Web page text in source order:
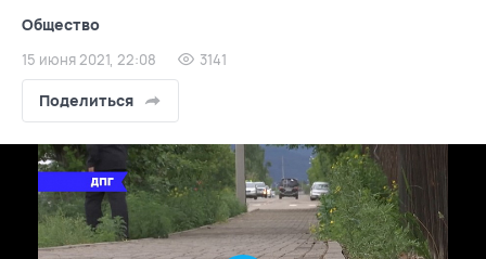
Общество
15 июня 2021, 22:08 3141
Поделиться